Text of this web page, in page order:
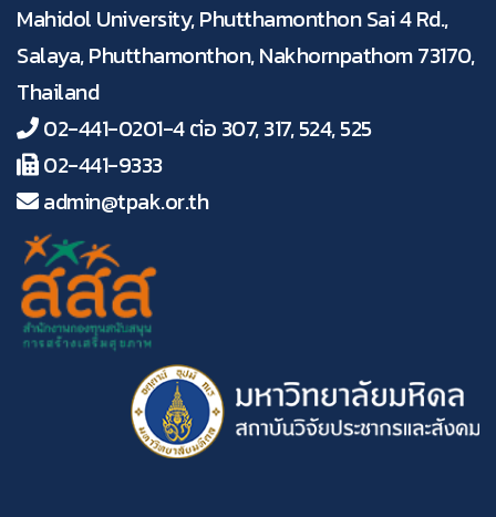
Mahidol University, Phutthamonthon Sai 4 Rd.,
Salaya, Phutthamonthon, Nakhornpathom 73170,
Thailand
02-441-0201-4 ต่อ 307, 317, 524, 525
02-441-9333
admin@tpak.or.th